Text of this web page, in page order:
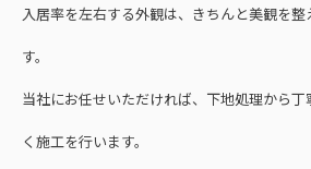
入居率を左右する外観は、きちんと美観を
す。
当社にお任せいただければ、下地処理から
く施工を行います。